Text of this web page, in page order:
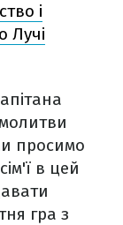
і
Лучі
просимо
в цей
гра з